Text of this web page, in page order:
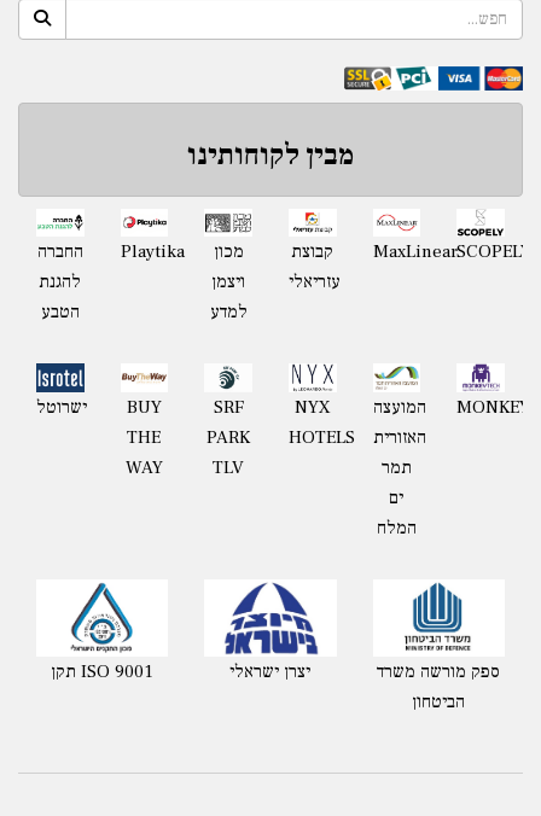
מבין לקוחותינו
החברה
להגנת
הטבע
Playtika
מכון
ויצמן
למדע
קבוצת
עזריאלי
MaxLinearSCOPELY
ישרוטל
BUY
THE
WAY
SRF
PARK
TLV
NYX
HOTELS
המועצה
האזורית
תמר
ים
המלח
תקן ISO 9001 יצרן ישראלי
ספק מורשה משרד
הביטחון